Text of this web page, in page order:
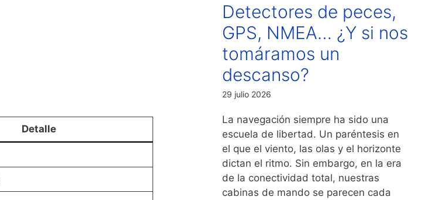
Detalle
Detectores de peces,
GPS, NMEA… ¿Y si nos
tomáramos un
descanso?
29 julio 2026
La navegación siempre ha sido una
escuela de libertad. Un paréntesis en
el que el viento, las olas y el horizonte
dictan el ritmo. Sin embargo, en la era
de la conectividad total, nuestras
cabinas de mando se parecen cada